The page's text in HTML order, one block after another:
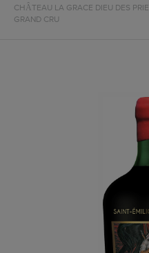
CHÂTEAU LA GRACE DIEU DES
GRAND CRU